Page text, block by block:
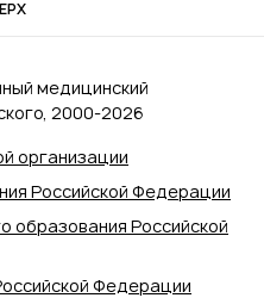
организации
Российской Федерации
образования Российской
Федерации
медицинский
2000‑2026